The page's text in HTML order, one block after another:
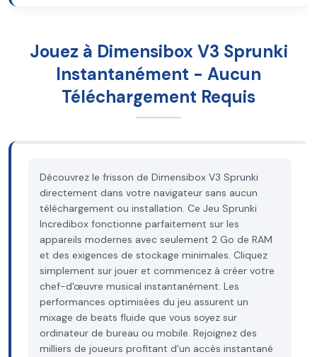
Jouez à Dimensibox V3 Sprunki
Instantanément - Aucun
Téléchargement Requis
Découvrez le frisson de Dimensibox V3 Sprunki
directement dans votre navigateur sans aucun
téléchargement ou installation. Ce Jeu Sprunki
Incredibox fonctionne parfaitement sur les
appareils modernes avec seulement 2 Go de RAM
et des exigences de stockage minimales. Cliquez
simplement sur jouer et commencez à créer votre
chef-d'œuvre musical instantanément. Les
performances optimisées du jeu assurent un
mixage de beats fluide que vous soyez sur
ordinateur de bureau ou mobile. Rejoignez des
milliers de joueurs profitant d'un accès instantané